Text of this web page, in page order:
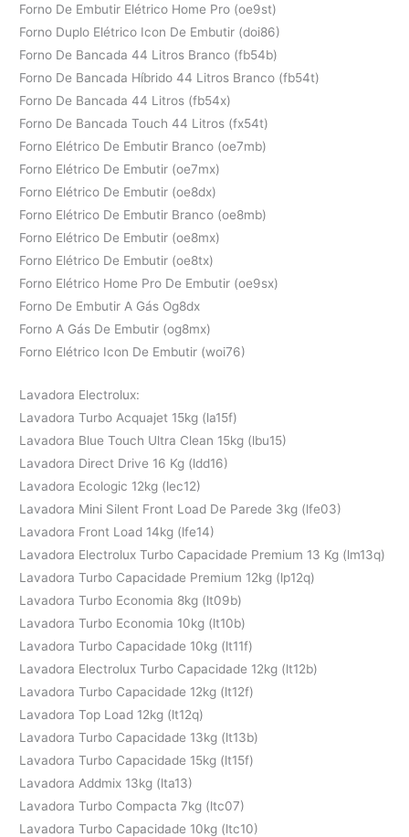
Forno De Embutir Elétrico Home Pro (oe9st)
Forno Duplo Elétrico Icon De Embutir (doi86)
Forno De Bancada 44 Litros Branco (fb54b)
Forno De Bancada Híbrido 44 Litros Branco (fb54t)
Forno De Bancada 44 Litros (fb54x)
Forno De Bancada Touch 44 Litros (fx54t)
Forno Elétrico De Embutir Branco (oe7mb)
Forno Elétrico De Embutir (oe7mx)
Forno Elétrico De Embutir (oe8dx)
Forno Elétrico De Embutir Branco (oe8mb)
Forno Elétrico De Embutir (oe8mx)
Forno Elétrico De Embutir (oe8tx)
Forno Elétrico Home Pro De Embutir (oe9sx)
Forno De Embutir A Gás Og8dx
Forno A Gás De Embutir (og8mx)
Forno Elétrico Icon De Embutir (woi76)
Lavadora Electrolux:
Lavadora Turbo Acquajet 15kg (la15f)
Lavadora Blue Touch Ultra Clean 15kg (lbu15)
Lavadora Direct Drive 16 Kg (ldd16)
Lavadora Ecologic 12kg (lec12)
Lavadora Mini Silent Front Load De Parede 3kg (lfe03)
Lavadora Front Load 14kg (lfe14)
Lavadora Electrolux Turbo Capacidade Premium 13 Kg (lm13q)
Lavadora Turbo Capacidade Premium 12kg (lp12q)
Lavadora Turbo Economia 8kg (lt09b)
Lavadora Turbo Economia 10kg (lt10b)
Lavadora Turbo Capacidade 10kg (lt11f)
Lavadora Electrolux Turbo Capacidade 12kg (lt12b)
Lavadora Turbo Capacidade 12kg (lt12f)
Lavadora Top Load 12kg (lt12q)
Lavadora Turbo Capacidade 13kg (lt13b)
Lavadora Turbo Capacidade 15kg (lt15f)
Lavadora Addmix 13kg (lta13)
Lavadora Turbo Compacta 7kg (ltc07)
Lavadora Turbo Capacidade 10kg (ltc10)